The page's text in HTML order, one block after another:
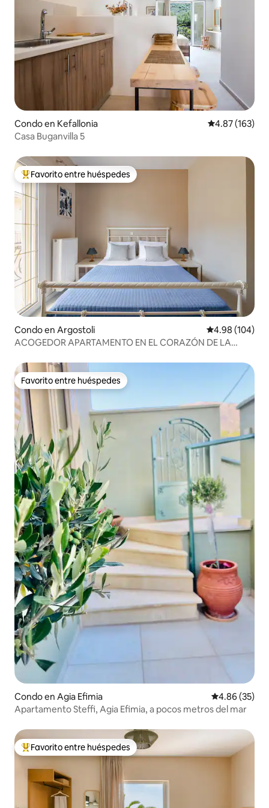
Condo en Kefallonia Calificación
4.87 (163)
Casa Buganvilla 5
Favorito entre huéspedes preferido
Favorito entre huéspedes
Condo en Argostoli Calificación
4.98 (104)
ACOGEDOR APARTAMENTO EN EL CORAZÓN DE LA
Favorito entre huéspedes
Favorito entre huéspedes
Condo en Agia Efimia Calificación
4.86 (35)
Apartamento Steffi, Agia Efimia, a pocos metros del mar
Favorito entre huéspedes preferido
Favorito entre huéspedes